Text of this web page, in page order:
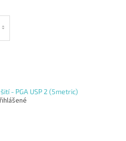
- PGA USP 2 (5metric)